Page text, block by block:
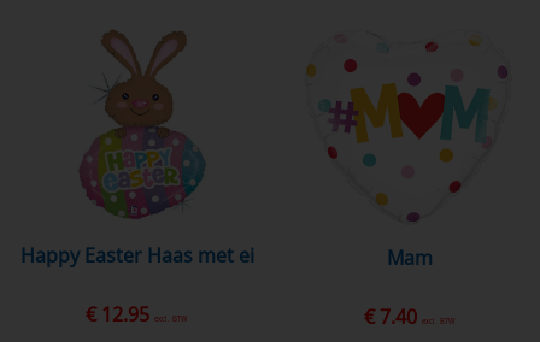
Happy Easter Haas met ei
€ 12.95 excl. BTW
mam
€ 7.40 excl. BTW